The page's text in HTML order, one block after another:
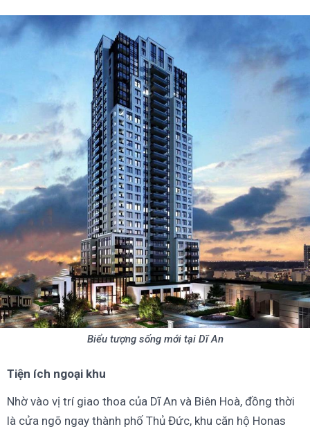
Biểu tượng sống mới tại Dĩ An
Tiện ích ngoại khu
Nhờ vào vị trí giao thoa của Dĩ An và Biên Hoà, đồng thời
là cửa ngõ ngay thành phố Thủ Đức, khu căn hộ Honas